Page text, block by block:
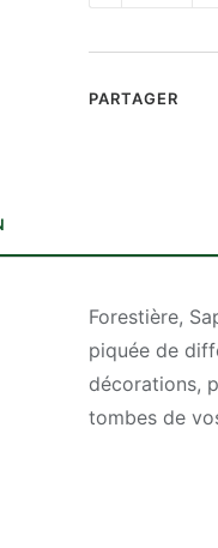
les
PARTAGER
Forestière,
piquée de
décorations,
tombes de